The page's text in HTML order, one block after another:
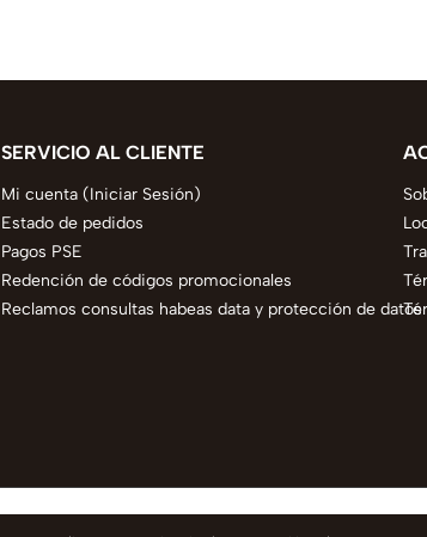
SERVICIO AL CLIENTE
Mi cuenta (Iniciar Sesión)
Estado de pedidos
Pagos PSE
Redención de códigos promocionales
Reclamos consultas habeas data y protección de datos